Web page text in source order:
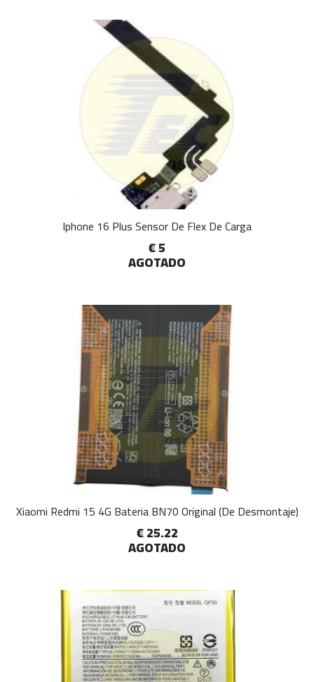
Iphone 16 Plus Sensor De Flex De Carga
€ 5
AGOTADO
Xiaomi Redmi 15 4G Bateria BN70 Original (De Desmontaje)
€ 25.22
AGOTADO